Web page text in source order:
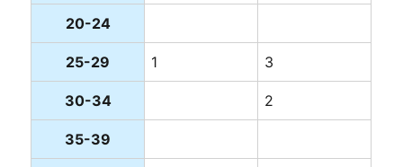
20-24
25-29 1 3
30-34 2
35-39